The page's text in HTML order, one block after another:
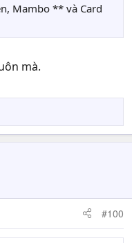
Mambo ** và Card
mà.
#100